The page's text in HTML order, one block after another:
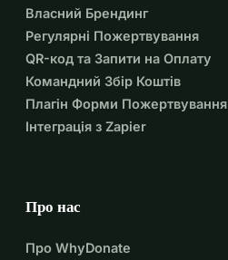
Власний Брендинг
Регулярні Пожертвування
QR-код та Запити на Оплату
Командний Збір Коштів
Плагін Форми Пожертвування
Інтеграція з Zapier
Про нас
Про WhyDonate